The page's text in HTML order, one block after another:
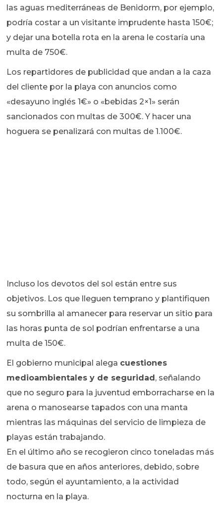
las aguas mediterráneas de Benidorm, por ejemplo,
podría costar a un visitante imprudente hasta 150€;
y dejar una botella rota en la arena le costaría una
multa de 750€.
Los repartidores de publicidad que andan a la caza
del cliente por la playa con anuncios como
«desayuno inglés 1€» o «bebidas 2×1» serán
sancionados con multas de 300€. Y hacer una
hoguera se penalizará con multas de 1.100€.
Incluso los devotos del sol están entre sus
objetivos. Los que lleguen temprano y plantifiquen
su sombrilla al amanecer para reservar un sitio para
las horas punta de sol podrían enfrentarse a una
multa de 150€.
El gobierno municipal alega cuestiones
medioambientales y de seguridad, señalando
que no seguro para la juventud emborracharse en la
arena o manosearse tapados con una manta
mientras las máquinas del servicio de limpieza de
playas están trabajando.
En el último año se recogieron cinco toneladas más
de basura que en años anteriores, debido, sobre
todo, según el ayuntamiento, a la actividad
nocturna en la playa.